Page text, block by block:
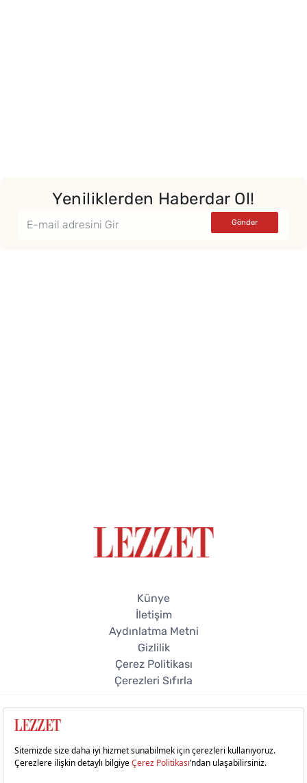
Yeniliklerden Haberdar Ol!
Künye
İletişim
Aydınlatma Metni
Gizlilik
Çerez Politikası
Çerezleri Sıfırla